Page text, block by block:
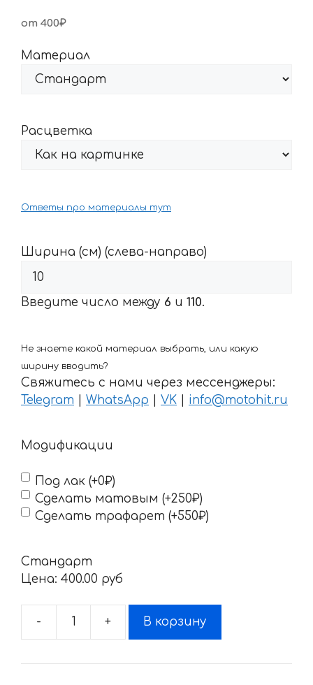
от 400₽
Материал
Расцветка
Ответы про материалы тут
Ширина (см) (слева-направо)
Введите число между 6 и 110.
Не знаете какой материал выбрать, или какую
ширину вводить?
Свяжитесь с нами через мессенджеры:
Telegram
WhatsApp VK info@motohit.ru
Модификации
Под лак (+0₽)
Сделать матовым (+250₽)
Сделать трафарет (+550₽)
Стандарт
Цена: 400.00 pyб
-
Количество
Наклейка
+ В корзину